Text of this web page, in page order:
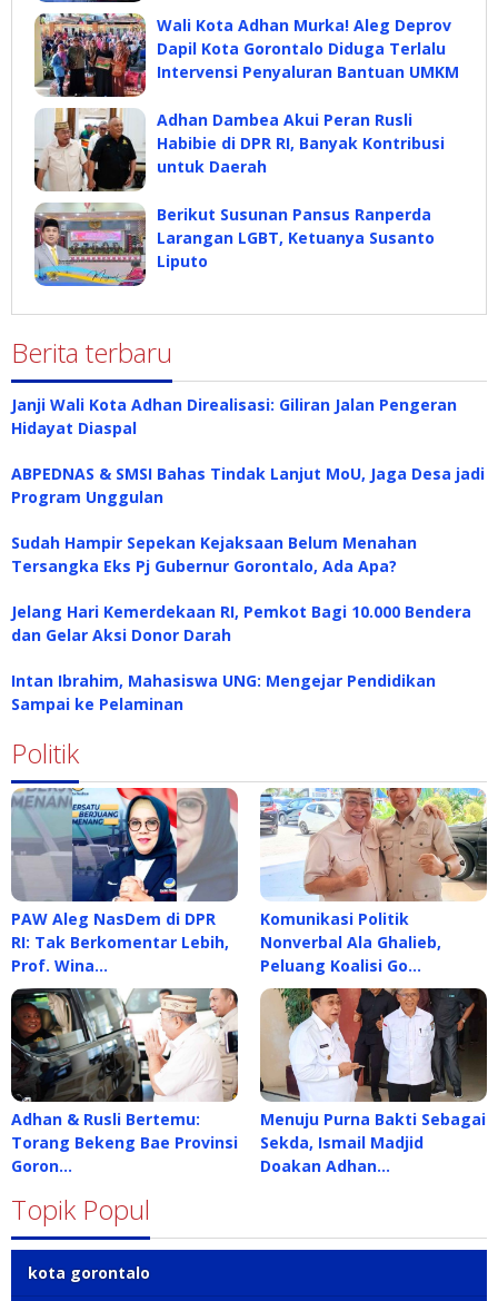
Wali Kota Adhan Murka! Aleg Deprov
Dapil Kota Gorontalo Diduga Terlalu
Intervensi Penyaluran Bantuan UMKM
Adhan Dambea Akui Peran Rusli
Habibie di DPR RI, Banyak Kontribusi
untuk Daerah
Berikut Susunan Pansus Ranperda
Larangan LGBT, Ketuanya Susanto
Liputo
Berita terbaru
Janji Wali Kota Adhan Direalisasi: Giliran Jalan Pengeran
Hidayat Diaspal
ABPEDNAS & SMSI Bahas Tindak Lanjut MoU, Jaga Desa jadi
Program Unggulan
Sudah Hampir Sepekan Kejaksaan Belum Menahan
Tersangka Eks Pj Gubernur Gorontalo, Ada Apa?
Jelang Hari Kemerdekaan RI, Pemkot Bagi 10.000 Bendera
dan Gelar Aksi Donor Darah
Intan Ibrahim, Mahasiswa UNG: Mengejar Pendidikan
Sampai ke Pelaminan
Politik
PAW Aleg NasDem di DPR
RI: Tak Berkomentar Lebih,
Prof. Wina…
Komunikasi Politik
Nonverbal Ala Ghalieb,
Peluang Koalisi Go…
Adhan & Rusli Bertemu:
Torang Bekeng Bae Provinsi
Goron…
Menuju Purna Bakti Sebagai
Sekda, Ismail Madjid
Doakan Adhan…
Topik Popul
kota gorontalo